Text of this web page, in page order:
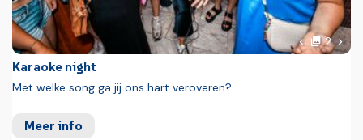
Karaoke night
Met welke song ga jij ons hart veroveren?
Meer info
Vorige foto
2